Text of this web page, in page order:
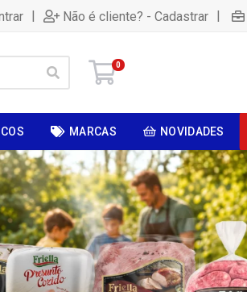
| Não é cliente? - Cadastrar |
0
MARCAS NOVIDADES